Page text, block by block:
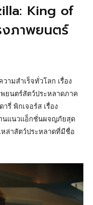
King of
งภาพยนตร์
มสำเร็จทั่วโลก เรื่อง
พยนตร์สัตว์ประหลาดภาค
รี่ พิกเจอร์ส เรื่อง
านแนวแอ็กชั่นผจญภัยสุด
ล่าสัตว์ประหลาดที่มีชื่อ